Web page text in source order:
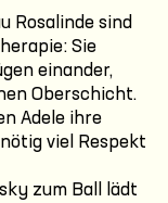
Rosalinde sind
Sie
einander,
Oberschicht.
Adele ihre
viel Respekt
zum Ball lädt